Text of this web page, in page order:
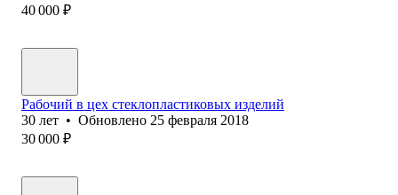
40 000 ₽
Рабочий в цех стеклопластиковых изделий
30 лет • Обновлено 25 февраля 2018
30 000 ₽